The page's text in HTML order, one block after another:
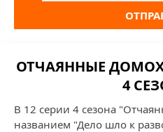
ОТЧАЯННЫЕ
4
В 12 серии 4 сезона
названием "Дело шло к